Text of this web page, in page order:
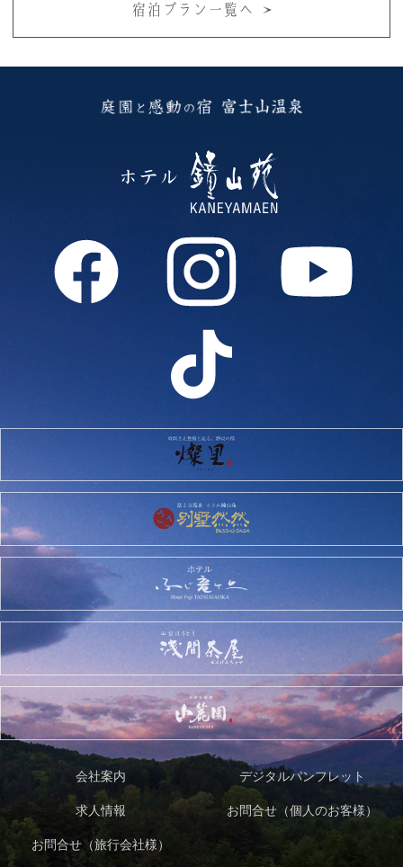
宿泊プラン一覧へ
会社案内 デジタルパンフレット
求人情報 お問合せ（個人のお客様）
お問合せ（旅行会社様）